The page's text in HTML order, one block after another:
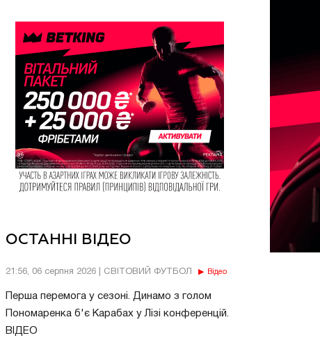
ОСТАННІ ВІДЕО
21:56, 06 серпня 2026 | СВІТОВИЙ ФУТБОЛ Відео
Перша перемога у сезоні. Динамо з голом
Пономаренка б'є Карабах у Лізі конференцій.
ВІДЕО